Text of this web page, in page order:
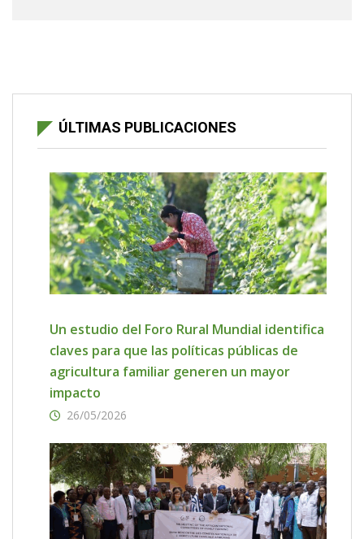
ÚLTIMAS PUBLICACIONES
Un estudio del Foro Rural Mundial identifica
claves para que las políticas públicas de
agricultura familiar generen un mayor
impacto
26/05/2026